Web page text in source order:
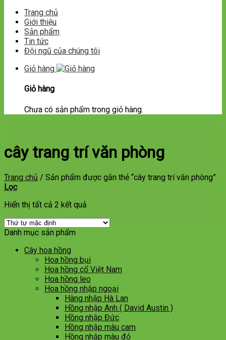
Trang chủ
Giới thiệu
Sản phẩm
Tin tức
Đội ngũ của chúng tôi
Giỏ hàng
Giỏ hàng
Chưa có sản phẩm trong giỏ hàng.
cây trang trí văn phòng
Trang chủ / Sản phẩm được gắn thẻ “cây trang trí văn phòng”
Lọc
Hiển thị tất cả 2 kết quả
Danh mục sản phẩm
Cây hoa hồng
Hoa hồng bụi
Hoa hồng cổ Việt Nam
Hoa hồng leo
Hoa hồng nhập ngoại
Hàng nhập Hà Lan
Hồng nhập Anh ( David Austin )
Hồng nhập Đức
Hồng nhập màu cam
Hồng nhập màu đỏ